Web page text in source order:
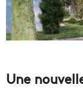
Une